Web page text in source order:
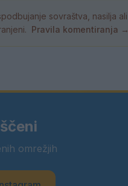
sovraštva, nasilja ali
Pravila komentiranja →
omrežjih